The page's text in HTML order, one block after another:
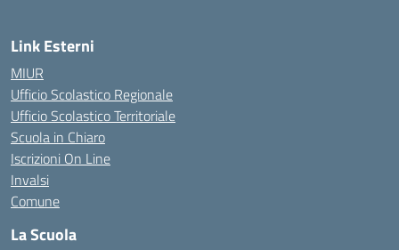
Link Esterni
MIUR
Ufficio Scolastico Regionale
Ufficio Scolastico Territoriale
Scuola in Chiaro
Iscrizioni On Line
Invalsi
Comune
La Scuola